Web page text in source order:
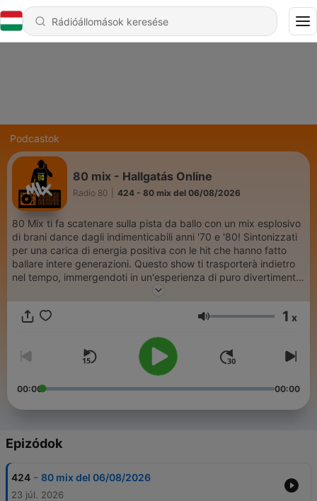
Podcastok
80 mix - Hallgatás Online
Radio 80 424 - 80 mix del 06/08/2026
80 Mix ti fa scatenare sulla pista da ballo con un mix esplosivo
di brani dance dagli indimenticabili anni '70 e '80! Sintonizzati
per una carica di energia positiva con le hit che hanno fatto
ballare intere generazioni. Questo show ti trasporterà indietro
nel tempo, immergendoti in un'esperienza di puro divertimento
e ritmo. Preparati a muovere i tuoi piedi al suono delle canzoni
Hangerő 1 x
00:00 00:00
Epizódok
424 - 80 mix del 06/08/2026
23 júl. 2026